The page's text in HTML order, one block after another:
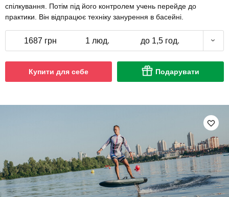
спілкування. Потім під його контролем учень перейде до
практики. Він відпрацює техніку занурення в басейні.
1687 грн 1 люд. до 1,5 год.
Купити для себе Подарувати